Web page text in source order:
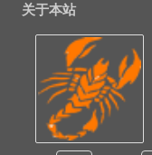
关于本站